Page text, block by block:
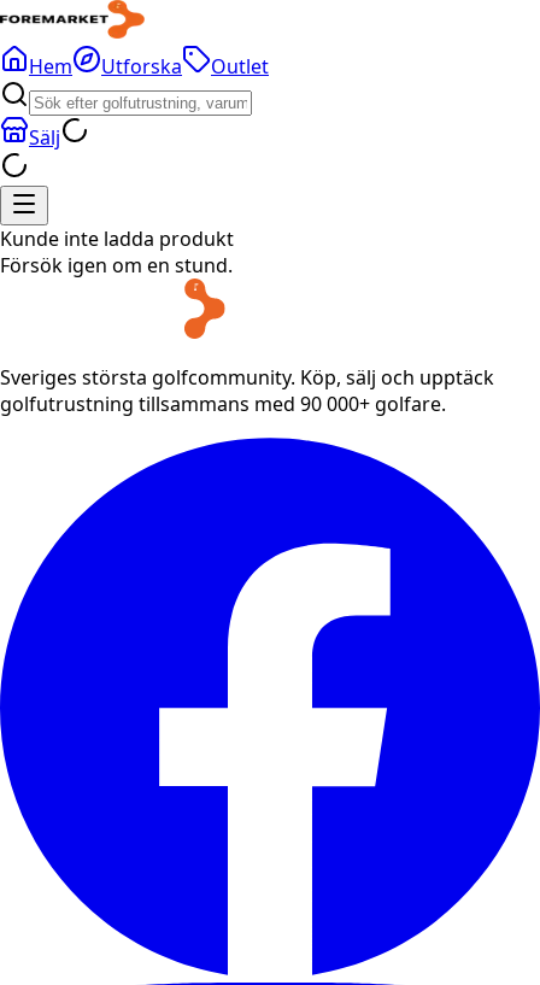
Hem Utforska Outlet
Sälj
Kunde inte ladda produkt
Försök igen om en stund.
Sveriges största golfcommunity. Köp, sälj och upptäck
golfutrustning tillsammans med 90 000+ golfare.